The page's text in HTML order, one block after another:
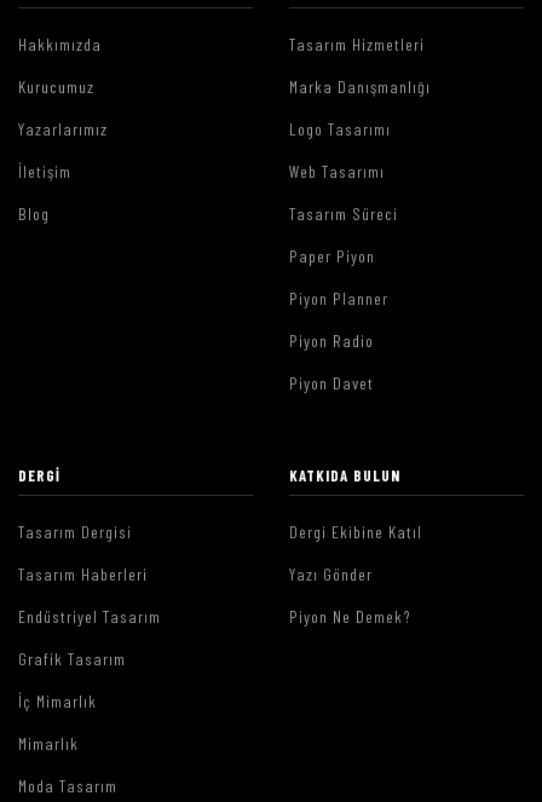
Hakkımızda
Kurucumuz
Yazarlarımız
İletişim
Blog
Tasarım Hizmetleri
Marka Danışmanlığı
Logo Tasarımı
Web Tasarımı
Tasarım Süreci
Paper Piyon
Piyon Planner
Piyon Radio
Piyon Davet
DERGI
Tasarım Dergisi
Tasarım Haberleri
Endüstriyel Tasarım
Grafik Tasarım
İç Mimarlık
Mimarlık
Moda Tasarım
KATKIDA BULUN
Dergi Ekibine Katıl
Yazı Gönder
Piyon Ne Demek?